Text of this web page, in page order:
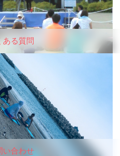
ある質問
い合わせ